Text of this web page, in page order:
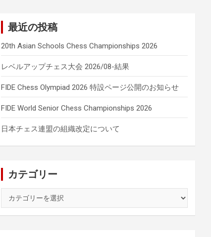
最近の投稿
20th Asian Schools Chess Championships 2026
レベルアップチェス大会 2026/08-結果
FIDE Chess Olympiad 2026 特設ページ公開のお知らせ
FIDE World Senior Chess Championships 2026
日本チェス連盟の組織改定について
カテゴリー
ゴ